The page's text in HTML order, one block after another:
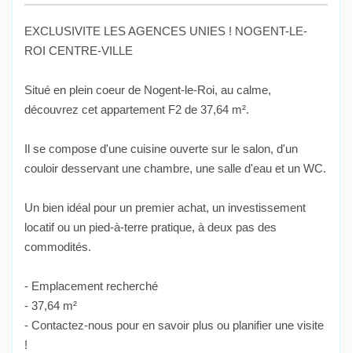
EXCLUSIVITE LES AGENCES UNIES ! NOGENT-LE-
ROI CENTRE-VILLE
Situé en plein coeur de Nogent-le-Roi, au calme,
découvrez cet appartement F2 de 37,64 m².
Il se compose d'une cuisine ouverte sur le salon, d'un
couloir desservant une chambre, une salle d'eau et un WC.
Un bien idéal pour un premier achat, un investissement
locatif ou un pied-à-terre pratique, à deux pas des
commodités.
- Emplacement recherché
- 37,64 m²
- Contactez-nous pour en savoir plus ou planifier une visite
!